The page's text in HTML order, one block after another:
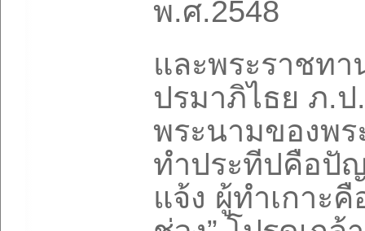
พ.ศ.2548
และพระราชทา
ปรมาภิไธย ภ.
พระนามของพ
ทำประทีปคือปั
แจ้ง ผู้ทำเกาะ